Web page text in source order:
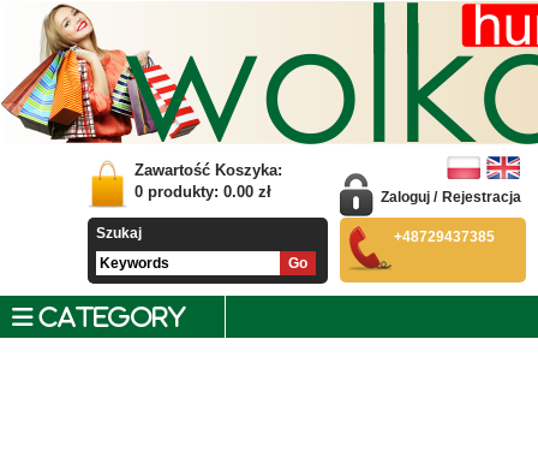
Zawartość Koszyka:
0 produkty: 0.00 zł
Szukaj
Zaloguj / Rejestracja
+48729437385
CATEGORY